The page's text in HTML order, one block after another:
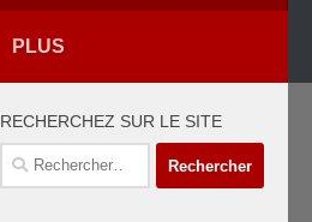
PLUS
RECHERCHEZ SUR LE SITE
Rechercher :